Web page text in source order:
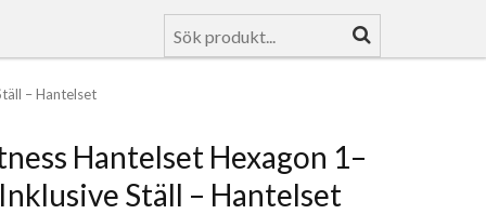
– Hantelset
Hantelset Hexagon 1–
Ställ – Hantelset